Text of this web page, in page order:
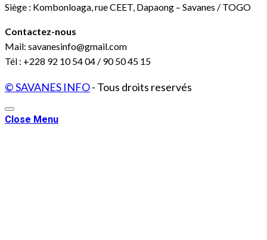
Siège : Kombonloaga, rue CEET, Dapaong – Savanes / TOGO
Contactez-nous
Mail: savanesinfo@gmail.com
Tél : +228 92 10 54 04 / 90 50 45 15
© SAVANES INFO- Tous droits reservés
Close Menu